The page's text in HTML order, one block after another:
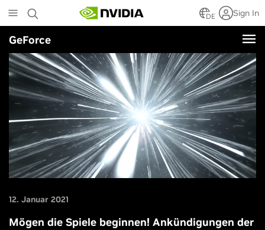
to
main
content
DE Sign In
GeForce
12. Januar 2021
Mögen die Spiele beginnen! Ankündigungen der